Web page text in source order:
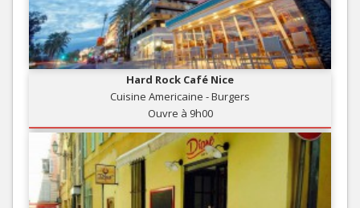
Hard Rock Café Nice
Cuisine Americaine - Burgers
Ouvre à 9h00